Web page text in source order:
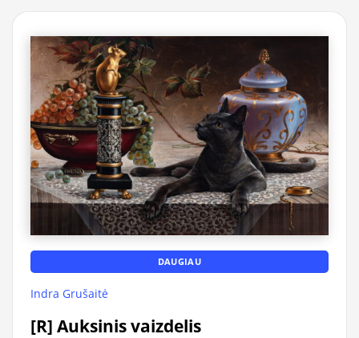
DAUGIAU
Indra Grušaitė
[R] Auksinis vaizdelis